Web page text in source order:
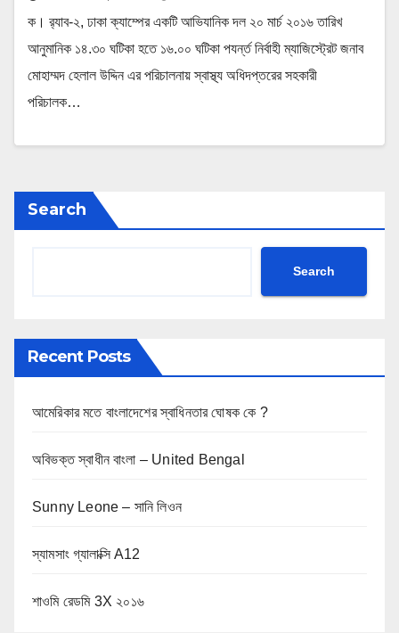
ক। র‌্যাব-২, ঢাকা ক্যাম্পের একটি আভিযানিক দল ২০ মার্চ ২০১৬ তারিখ
আনুমানিক ১৪.৩০ ঘটিকা হতে ১৬.০০ ঘটিকা পযর্ন্ত নির্বাহী ম্যাজিস্ট্রেট জনাব
মোহাম্মদ হেলাল উদ্দিন এর পরিচালনায় স্বাস্থ্য অধিদপ্তরের সহকারী
পরিচালক…
Search
Search
Recent Posts
আমেরিকার মতে বাংলাদেশের স্বাধিনতার ঘোষক কে ?
অবিভক্ত স্বাধীন বাংলা – United Bengal
Sunny Leone – সানি লিওন
স্যামসাং গ্যালাক্সি A12
শাওমি রেডমি 3X ২০১৬